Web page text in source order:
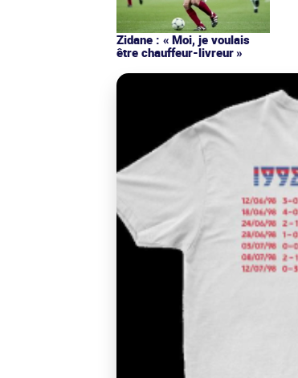
Zidane : « Moi, je voulais
être chauffeur-livreur »